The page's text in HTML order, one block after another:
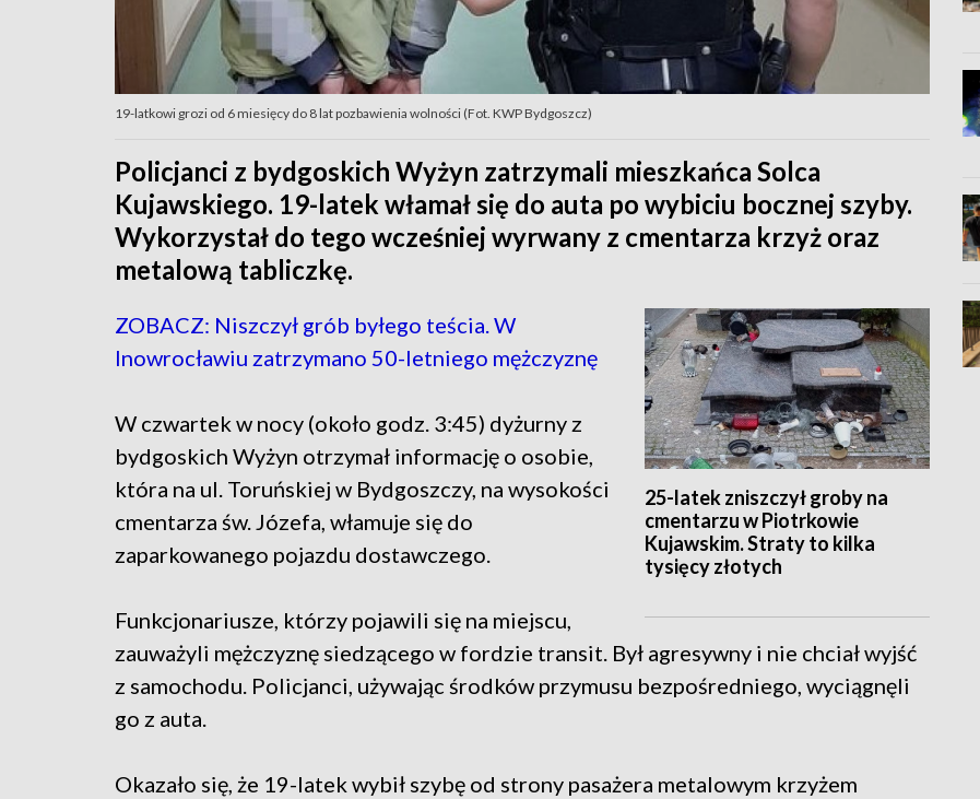
19-latkowi grozi od 6 miesięcy do 8 lat pozbawienia wolności (Fot. KWP Bydgoszcz)
Policjanci z bydgoskich Wyżyn zatrzymali mieszkańca Solca
Kujawskiego. 19-latek włamał się do auta po wybiciu bocznej szyby.
Wykorzystał do tego wcześniej wyrwany z cmentarza krzyż oraz
metalową tabliczkę.
25-latek zniszczył groby na
cmentarzu w Piotrkowie
Kujawskim. Straty to kilka
tysięcy złotych
ZOBACZ: Niszczył grób byłego teścia. W
Inowrocławiu zatrzymano 50-letniego mężczyznę
W czwartek w nocy (około godz. 3:45) dyżurny z
bydgoskich Wyżyn otrzymał informację o osobie,
która na ul. Toruńskiej w Bydgoszczy, na wysokości
cmentarza św. Józefa, włamuje się do
zaparkowanego pojazdu dostawczego.
Funkcjonariusze, którzy pojawili się na miejscu,
zauważyli mężczyznę siedzącego w fordzie transit. Był agresywny i nie chciał wyjść
z samochodu. Policjanci, używając środków przymusu bezpośredniego, wyciągnęli
go z auta.
Okazało się, że 19-latek wybił szybę od strony pasażera metalowym krzyżem